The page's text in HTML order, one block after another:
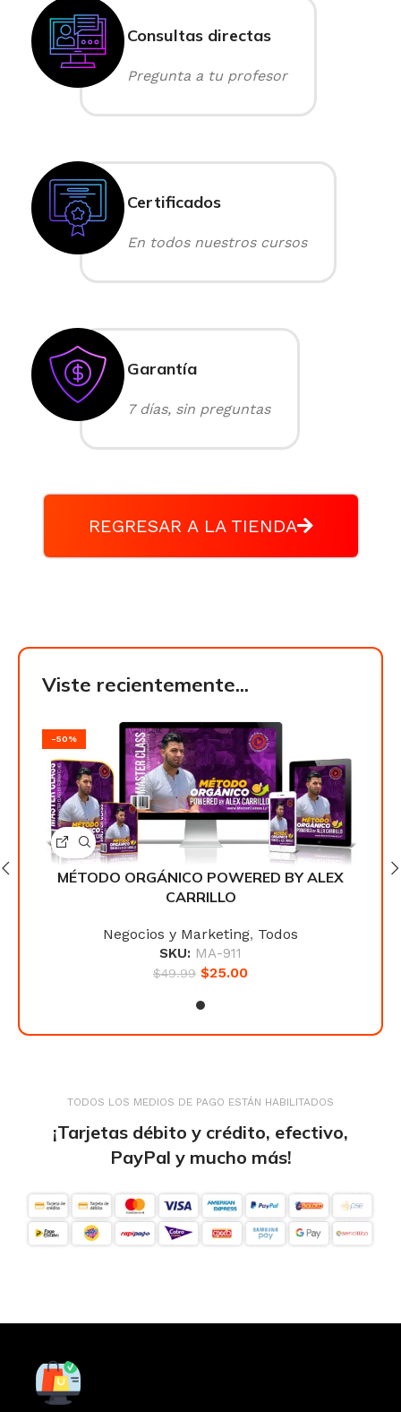
Consultas directas
Pregunta a tu profesor
Certificados
En todos nuestros cursos
Garantía
7 días, sin preguntas
REGRESAR A LA TIENDA
Viste recientemente...
-50%
MÉTODO ORGÁNICO POWERED BY ALEX
CARRILLO
Negocios y Marketing, Todos
SKU: MA-911
$49.99 $25.00
TODOS LOS MEDIOS DE PAGO ESTÁN HABILITADOS
¡Tarjetas débito y crédito, efectivo,
PayPal y mucho más!